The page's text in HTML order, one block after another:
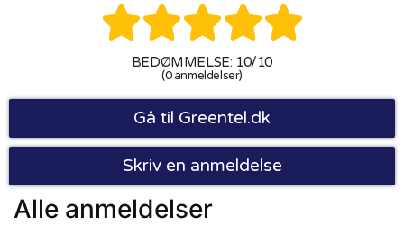

BEDØMMELSE: 10/10
(0 anmeldelser)
Gå til Greentel.dk
Skriv en anmeldelse
Alle anmeldelser